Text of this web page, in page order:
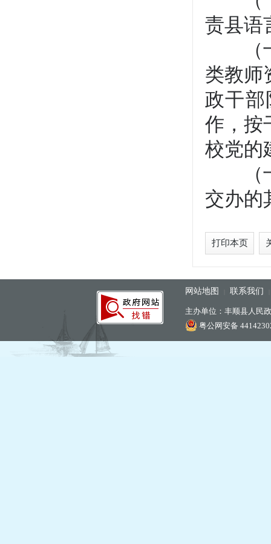
责县语
（十
类教师
政干部
作，按
校党的
（十
交办的
打印本页
网站地图 联系我们
主办单位：丰顺县人民
粤公网安备